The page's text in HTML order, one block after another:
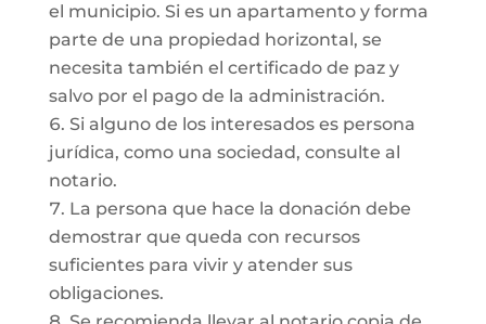
el municipio. Si es un apartamento y forma
parte de una propiedad horizontal, se
necesita también el certificado de paz y
salvo por el pago de la administración.
Si alguno de los interesados es persona
jurídica, como una sociedad, consulte al
notario.
La persona que hace la donación debe
demostrar que queda con recursos
suficientes para vivir y atender sus
obligaciones.